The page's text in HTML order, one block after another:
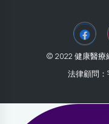
© 2022 健康醫療
法律顧問